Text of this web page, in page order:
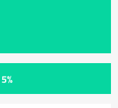
5%